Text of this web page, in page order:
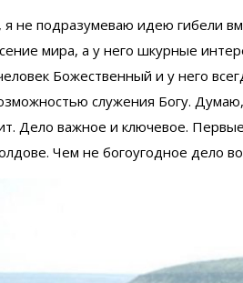
я не подразумеваю идею гибели
мира, а у него шкурные
Божественный и у него
служения Богу.
Дело важное и ключевое.
Чем не богоугодное дело